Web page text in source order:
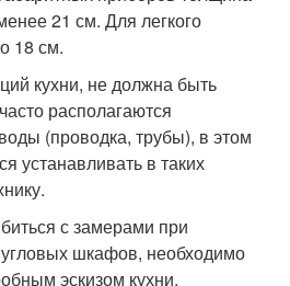
21 см. Для легкого
18 см.
кухни, не должна быть
располагаются
(проводка, трубы), в этом
устанавливать в таких
с замерами при
шкафов, необходимо
эскизом кухни.